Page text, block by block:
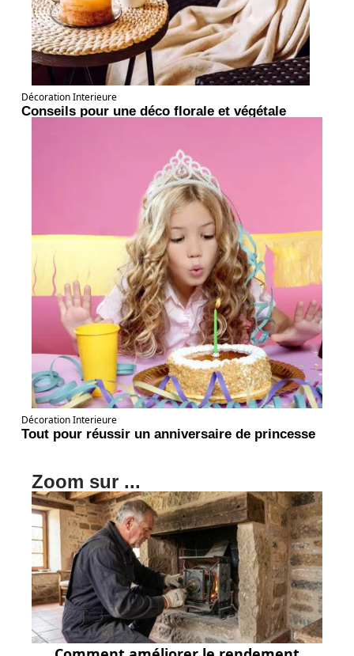
Décoration Interieure
Conseils pour une déco florale et végétale
Décoration Interieure
Tout pour réussir un anniversaire de princesse
Zoom sur ...